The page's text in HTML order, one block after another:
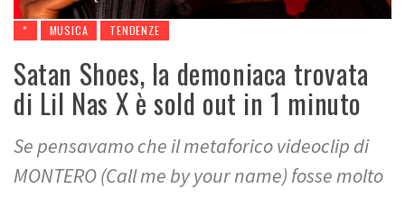
* MUSICA TENDENZE
Satan Shoes, la demoniaca trovata
di Lil Nas X è sold out in 1 minuto
Se pensavamo che il metaforico videoclip di
MONTERO (Call me by your name) fosse molto